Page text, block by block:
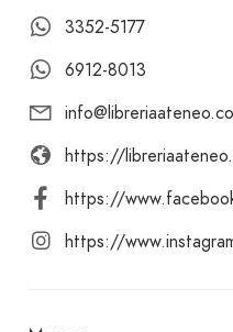
de la doble vía La
¡Te invitamos a visitar
disfrutar de nuestras
con los sabores más
acogedor y cultural.
3352-5177
6912-8013
https://
https://
https://